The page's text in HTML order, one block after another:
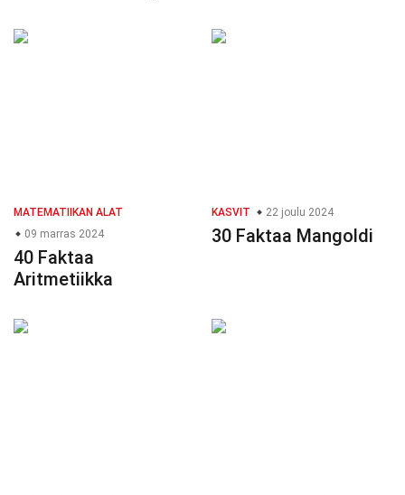
MATEMATIIKAN ALAT
09 marras 2024
40 Faktaa
Aritmetiikka
KASVIT 22 joulu 2024
30 Faktaa Mangoldi